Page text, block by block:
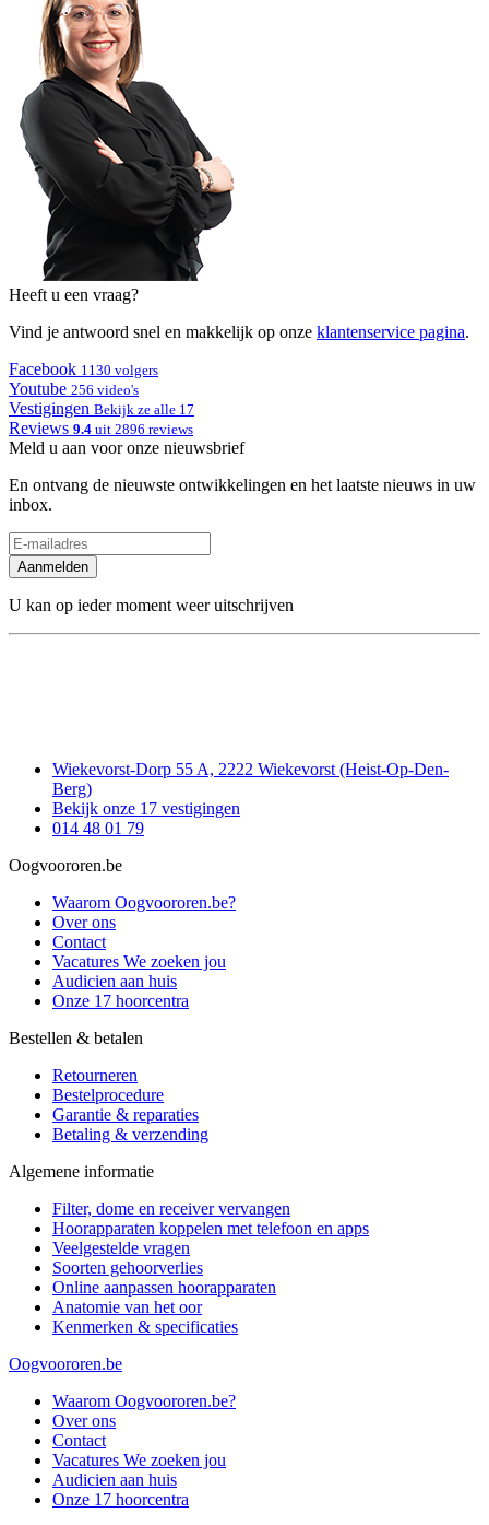
Heeft u een vraag?
Vind je antwoord snel en makkelijk op onze klantenservice pagina.
Facebook 1130 volgers
Youtube 256 video's
Vestigingen Bekijk ze alle 17
Reviews 9.4 uit 2896 reviews
Meld u aan voor onze nieuwsbrief
En ontvang de nieuwste ontwikkelingen en het laatste nieuws in uw
inbox.
Aanmelden
U kan op ieder moment weer uitschrijven
Wiekevorst-Dorp 55 A, 2222 Wiekevorst (Heist-Op-Den-
Berg)
Bekijk onze 17 vestigingen
014 48 01 79
Oogvoororen.be
Waarom Oogvoororen.be?
Over ons
Contact
Vacatures We zoeken jou
Audicien aan huis
Onze 17 hoorcentra
Bestellen & betalen
Retourneren
Bestelprocedure
Garantie & reparaties
Betaling & verzending
Algemene informatie
Filter, dome en receiver vervangen
Hoorapparaten koppelen met telefoon en apps
Veelgestelde vragen
Soorten gehoorverlies
Online aanpassen hoorapparaten
Anatomie van het oor
Kenmerken & specificaties
Oogvoororen.be
Waarom Oogvoororen.be?
Over ons
Contact
Vacatures We zoeken jou
Audicien aan huis
Onze 17 hoorcentra